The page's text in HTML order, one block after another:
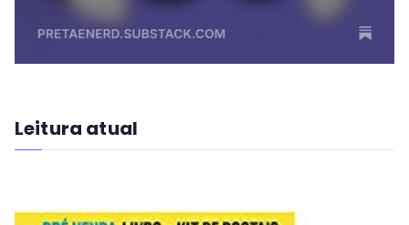
Leitura atual